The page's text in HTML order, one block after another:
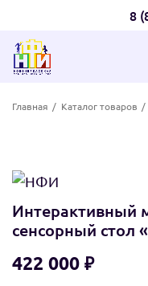
8
Главная Каталог товаров
Интерактивный
сенсорный стол
₽